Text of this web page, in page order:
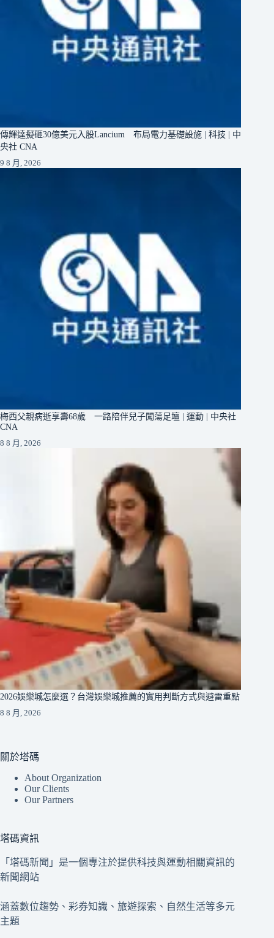
傳輝達擬砸30億美元入股Lancium 布局電力基礎設施 | 科技 | 中
央社 CNA
9 8 月, 2026
梅西父親病逝享壽68歲 一路陪伴兒子闖蕩足壇 | 運動 | 中央社
CNA
8 8 月, 2026
2026娛樂城怎麼選？台灣娛樂城推薦的實用判斷方式與避雷重點
8 8 月, 2026
關於塔碼
About Organization
Our Clients
Our Partners
塔碼資訊
「塔碼新聞」是一個專注於提供科技與運動相關資訊的
新聞網站
涵蓋數位趨勢、彩券知識、旅遊探索、自然生活等多元
主題